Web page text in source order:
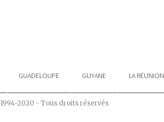
GUADELOUPE GUYANE LA RÉUNION
1994-2020 - Tous droits réservés